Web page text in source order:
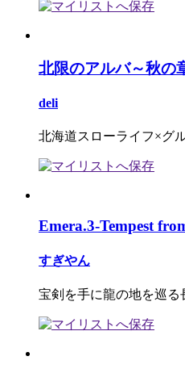
北限のアルバ～秋の
deli
北海道スローライフ×グ
Emera.3-Tempest
すぎやん
宝剣を手に龍の地を巡る